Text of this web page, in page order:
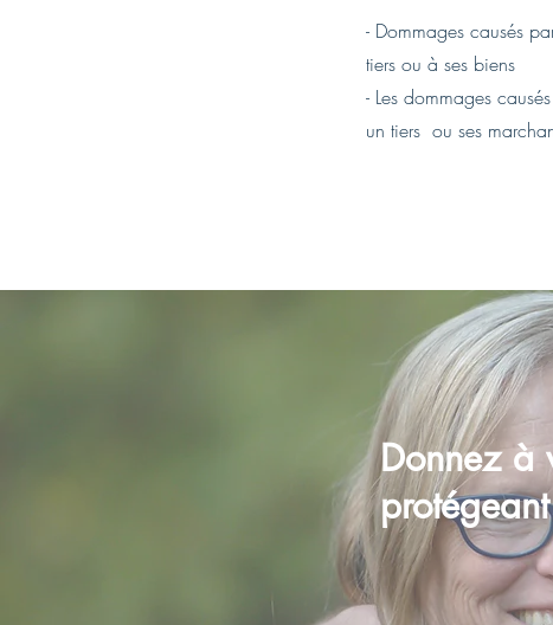
- Dommages causés
tiers ou à ses biens
- Les dommages
un tiers ou ses
Donnez à